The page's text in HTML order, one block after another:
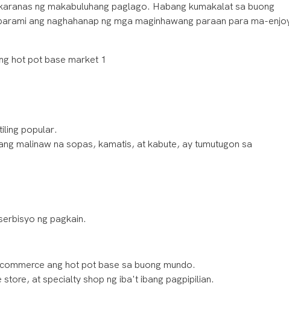
ng makabuluhang paglago. Habang kumakalat sa buong
ang naghahanap ng mga maginhawang paraan para ma-
popular.
malinaw na sopas, kamatis, at kabute, ay tumutugon sa
ng pagkain.
ang hot pot base sa buong mundo.
at specialty shop ng iba't ibang pagpipilian.